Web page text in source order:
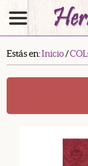
Estás en:Inicio/